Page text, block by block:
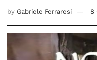
by Gabriele Ferraresi 8